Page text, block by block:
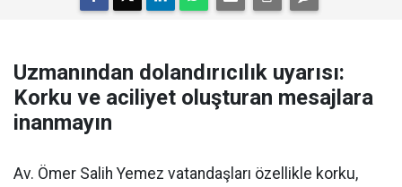
Uzmanından dolandırıcılık uyarısı:
Korku ve aciliyet oluşturan mesajlara
inanmayın
Av. Ömer Salih Yemez vatandaşları özellikle korku,